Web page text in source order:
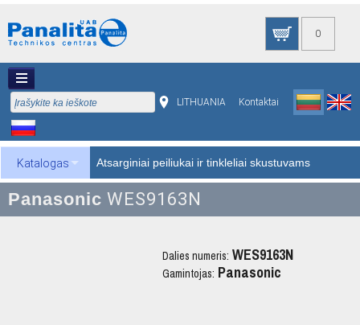
0
LITHUANIA Kontaktai
Katalogas Atsarginiai peiliukai ir tinkleliai skustuvams
Panasonic WES9163N
Dalies numeris: WES9163N
Gamintojas: Panasonic